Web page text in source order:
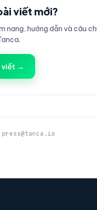
viết mới?
nang, hướng dẫn và câu
viết →